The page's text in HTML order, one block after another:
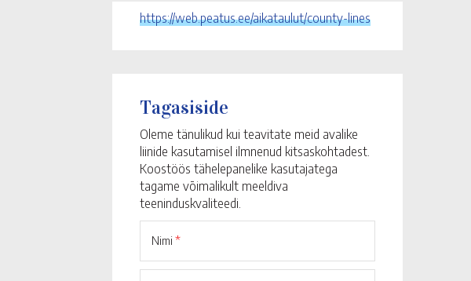
https://web.peatus.ee/aikataulut/county-lines
Tagasiside
Oleme tänulikud kui teavitate meid avalike
liinide kasutamisel ilmnenud kitsaskohtadest.
Koostöös tähelepanelike kasutajatega
tagame võimalikult meeldiva
teeninduskvaliteedi.
Nimi *